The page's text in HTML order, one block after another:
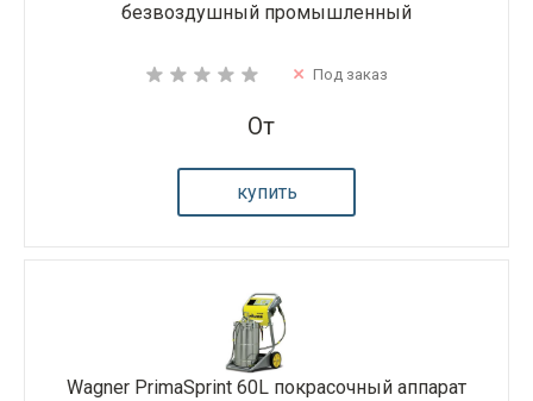
безвоздушный промышленный
Под заказ
От
купить
Wagner PrimaSprint 60L покрасочный аппарат